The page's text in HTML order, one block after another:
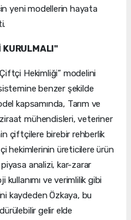
yeni modellerin hayata
KURULMALI"
Hekimliği” modelini
benzer şekilde
kapsamında, Tarım ve
mühendisleri, veteriner
çiftçilere birebir rehberlik
hekimlerinin üreticilere ürün
analizi, kar-zarar
ve verimlilik gibi
kaydeden Özkaya, bu
gelir elde